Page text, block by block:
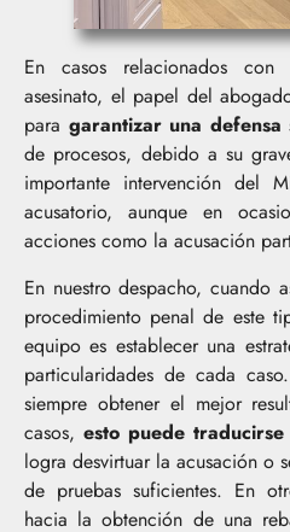
En casos relacionados
asesinato, el papel del
para garantizar una defensa
de procesos, debido a su
importante intervención del
acusatorio, aunque en
acciones como la acusación
En nuestro despacho, cuando
procedimiento penal de este
equipo es establecer una
particularidades de cada
siempre obtener el mejor
casos,esto puede
logra desvirtuar la acusación o
de pruebas suficientes. En
hacia la obtención de una